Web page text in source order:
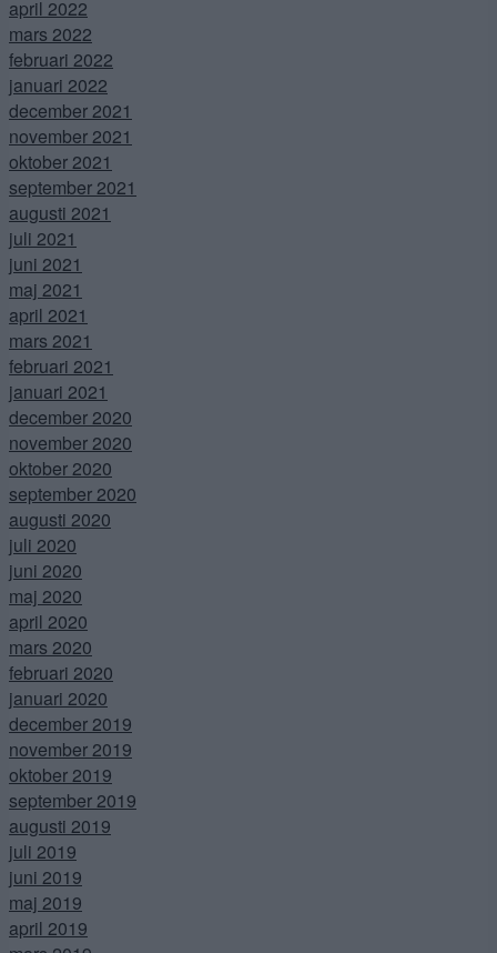
april 2022
mars 2022
februari 2022
januari 2022
december 2021
november 2021
oktober 2021
september 2021
augusti 2021
juli 2021
juni 2021
maj 2021
april 2021
mars 2021
februari 2021
januari 2021
december 2020
november 2020
oktober 2020
september 2020
augusti 2020
juli 2020
juni 2020
maj 2020
april 2020
mars 2020
februari 2020
januari 2020
december 2019
november 2019
oktober 2019
september 2019
augusti 2019
juli 2019
juni 2019
maj 2019
april 2019